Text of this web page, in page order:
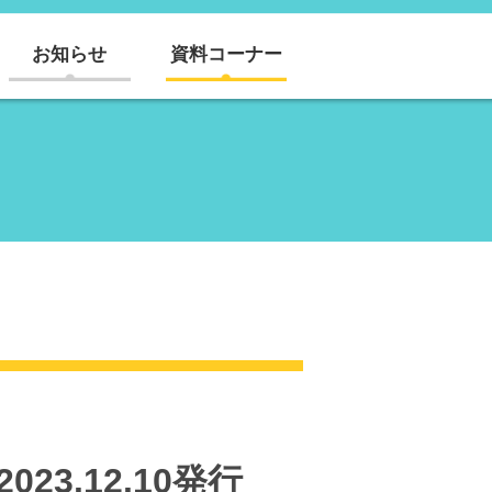
お知らせ 資料コーナー
発行